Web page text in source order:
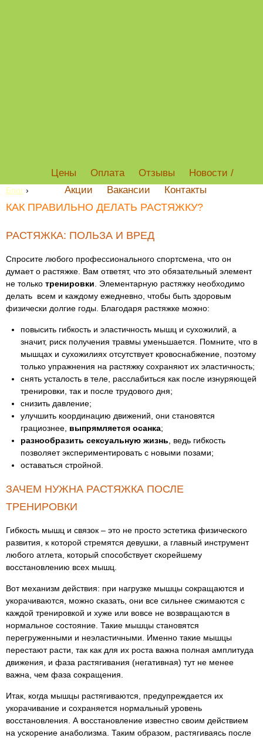
Цены Оплата Отзывы
Новости /
Акции
Вакансии Контакты
Блог ›
КАК ПРАВИЛЬНО ДЕЛАТЬ РАСТЯЖКУ?
РАСТЯЖКА: ПОЛЬЗА И ВРЕД
Спросите любого профессионального спортсмена, что он
думает о растяжке. Вам ответят, что это обязательный элемент
не только тренировки . Элементарную растяжку необходимо
делать всем и каждому ежедневно, чтобы быть здоровым
физически долгие годы. Благодаря растяжке можно:
повысить гибкость и эластичность мышц и сухожилий, а
значит, риск получения травмы уменьшается. Помните, что в
мышцах и сухожилиях отсутствует кровоснабжение, поэтому
только упражнения на растяжку сохраняют их эластичность;
снять усталость в теле, расслабиться как после изнуряющей
тренировки, так и после трудового дня;
снизить давление;
улучшить координацию движений, они становятся
грациознее, выпрямляется осанка;
разнообразить сексуальную жизнь , ведь гибкость
позволяет экспериментировать с новыми позами;
оставаться стройной.
ЗАЧЕМ НУЖНА РАСТЯЖКА ПОСЛЕ
ТРЕНИРОВКИ
Гибкость мышц и связок – это не просто эстетика физического
развития, к которой стремятся девушки, а главный инструмент
любого атлета, который способствует скорейшему
восстановлению всех мышц.
Вот механизм действия: при нагрузке мышцы сокращаются и
укорачиваются, можно сказать, они все сильнее сжимаются с
каждой тренировкой и хуже или вовсе не возвращаются в
нормальное состояние. Такие мышцы становятся
перегруженными и неэластичными. Именно такие мышцы
перестают расти, так как для их роста важна полная амплитуда
движения, и фаза растягивания (негативная) тут не менее
важна, чем фаза сокращения.
Итак, когда мышцы растягиваются, предупреждается их
укорачивание и сохраняется нормальный уровень
восстановления. А восстановление известно своим действием
на ускорение анаболизма. Таким образом, растягиваясь после